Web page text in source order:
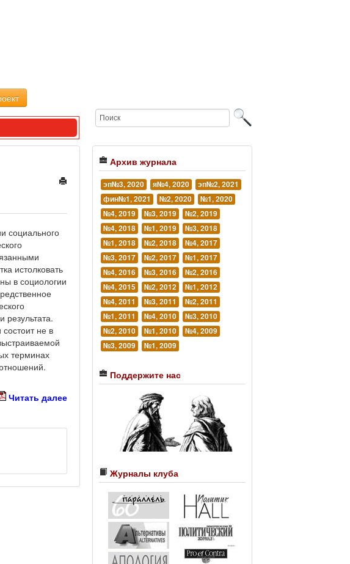
социального
истолковать
в социологии
результата.
не в
терминах
Читать далее
Архив журнала
эп№3, 2020 я№4, 2020
эп№2, 2021
фин№1, 2021
№2, 2020
№1, 2020
№4, 2019
№3, 2019
№2, 2019
№4, 2018
№1, 2019
№3, 2018
№1, 2018
№2, 2018
№4, 2017
№3, 2017
№2, 2017
№1, 2017
№4, 2016
№3, 2016
№2, 2016
№4, 2015
№2, 2012
№1, 2012
№4, 2011
№3, 2011
№2, 2011
№1, 2011
№4, 2010
№3, 2010
№2, 2010
№1, 2010
№4, 2009
№3, 2009
№1, 2009
Поддержите нас
Журналы клуба